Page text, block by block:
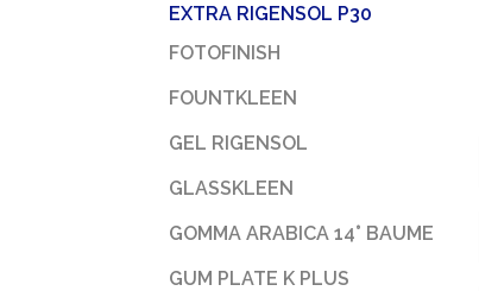
EXTRA RIGENSOL P30
FOTOFINISH
FOUNTKLEEN
GEL RIGENSOL
GLASSKLEEN
GOMMA ARABICA 14° BAUME
GUM PLATE K PLUS